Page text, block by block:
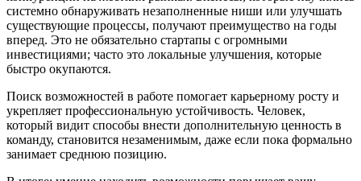
системно обнаруживать незаполненные ниши или улучшать
существующие процессы, получают преимущество на годы
вперед. Это не обязательно стартапы с огромными
инвестициями; часто это локальные улучшения, которые
быстро окупаются.
Поиск возможностей в работе помогает карьерному росту и
укрепляет профессиональную устойчивость. Человек,
который видит способы внести дополнительную ценность в
команду, становится незаменимым, даже если пока формально
занимает среднюю позицию.